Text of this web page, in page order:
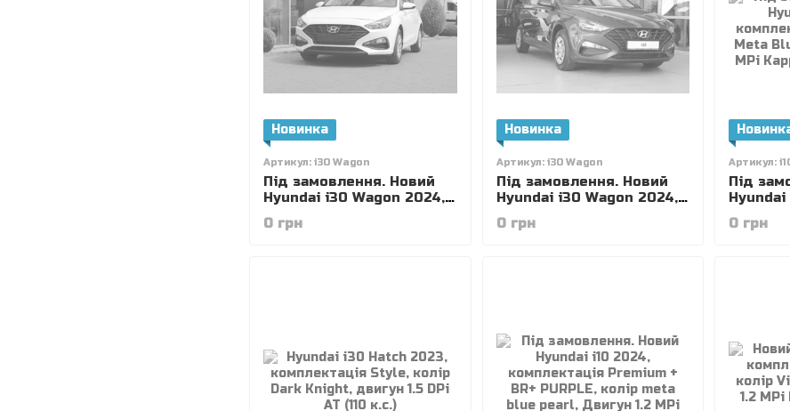
Новинка
Артикул: i30 Wagon
Під замовлення. Новий
Hyundai i30 Wagon 2024,
комлектакція Active,
колір білий, двигун 1.5
0 грн
Новинка
Артикул: i30 Wagon
Під замовлення. Новий
Hyundai i30 Wagon 2024,
комплектація Comfort
Plus, колір Dark Knight,
0 грн
Артикул:
Під
Hyundai
колір
0 грн